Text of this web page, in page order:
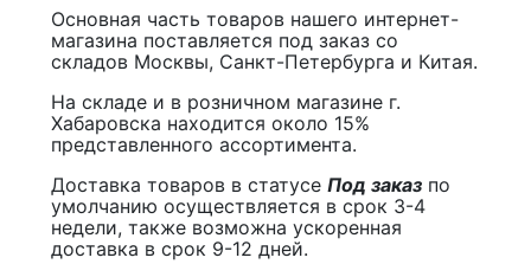
Основная часть товаров нашего интернет-
магазина поставляется под заказ со
складов Москвы, Санкт-Петербурга и Китая.
На складе и в розничном магазине г.
Хабаровска находится около 15%
представленного ассортимента.
Доставка товаров в статусе Под заказ по
умолчанию осуществляется в срок 3-4
недели, также возможна ускоренная
доставка в срок 9-12 дней.